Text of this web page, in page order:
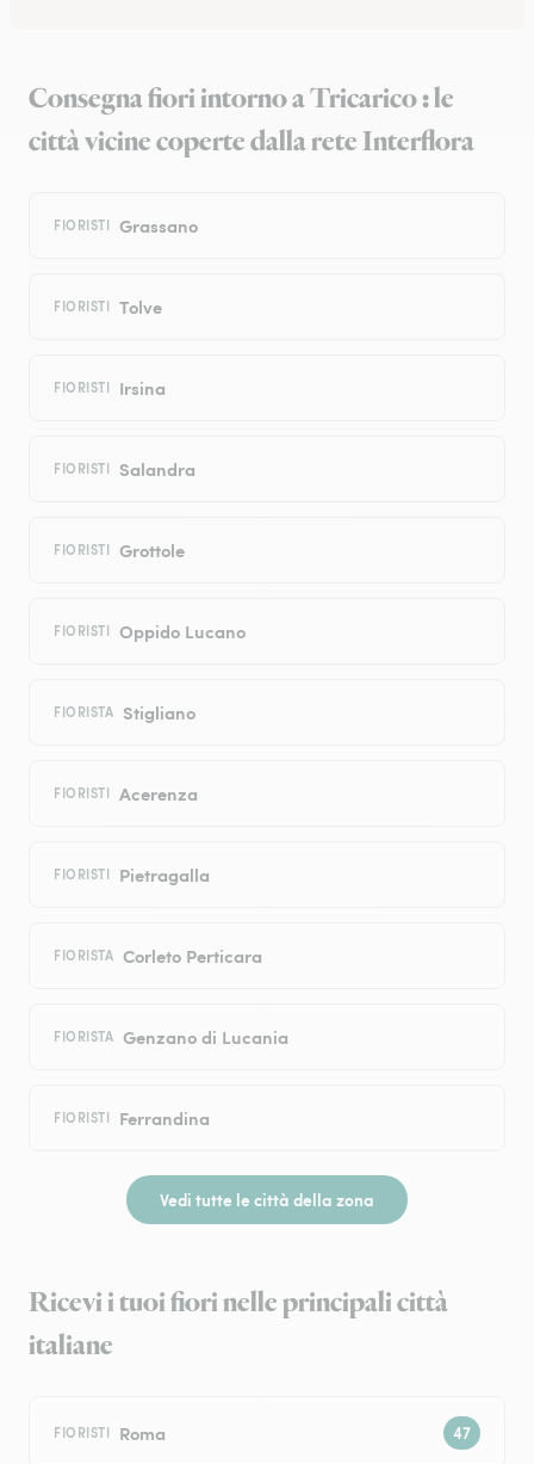
Consegna fiori intorno a Tricarico : le
città vicine coperte dalla rete Interflora
FIORISTI Grassano
FIORISTI Tolve
FIORISTI Irsina
FIORISTI Salandra
FIORISTI Grottole
FIORISTI Oppido Lucano
FIORISTA Stigliano
FIORISTI Acerenza
FIORISTI Pietragalla
FIORISTA Corleto Perticara
FIORISTA Genzano di Lucania
FIORISTI Ferrandina
Vedi tutte le città della zona
Ricevi i tuoi fiori nelle principali città
italiane
FIORISTI Roma